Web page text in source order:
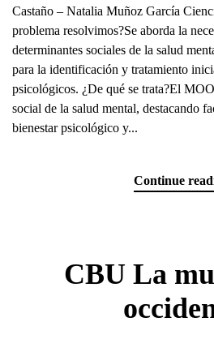
Castaño – Natalia Muñoz García
problema resolvimos?Se aborda la
determinantes sociales de la salud
para la identificación y tratamiento
psicológicos. ¿De qué se trata?El
social de la salud mental, destacando
bienestar psicológico y...
Continue
CBU La